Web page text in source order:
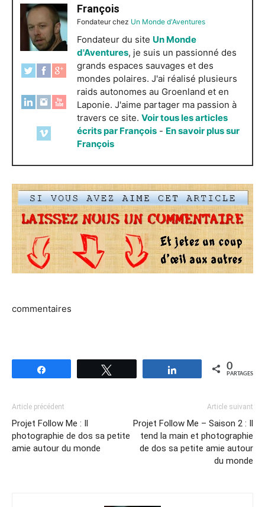
François
Fondateurchez Un Monde d'Aventures
Fondateur du site Un Monde
d'Aventures, je suis un passionné des
grands espaces sauvages et des
mondes polaires. J'ai réalisé plusieurs
raids autonomes au Groenland et en
Laponie. J'aime partager ma passion à
travers ce site. Voir tous les articles
écrits par François - En savoir plus sur
François
commentaires
Partagez 0
PARTAGES
Article précédent
Projet Follow Me : Il
photographie de dos sa petite
amie autour du monde
Article suivant
Projet Follow Me – Saison 2 : Il
tend la main et photographie
de dos sa petite amie autour
du monde